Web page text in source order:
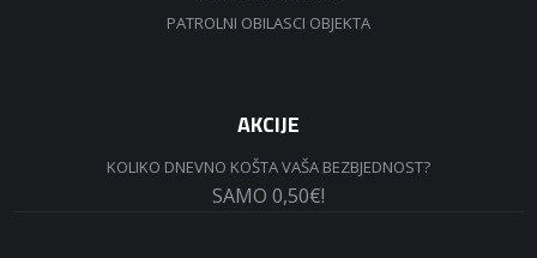
PATROLNI OBILASCI OBJEKTA
AKCIJE
KOLIKO DNEVNO KOŠTA VAŠA BEZBJEDNOST?
SAMO 0,50€!